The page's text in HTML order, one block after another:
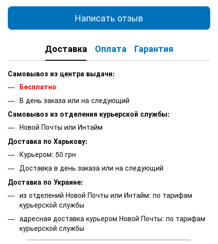
Написать отзыв
Доставка Оплата Гарантия
Самовывоз из центра выдачи:
Бесплатно
В день заказа или на следующий
Самовывоз из отделения курьерской службы:
Новой Почты или Интайм
Доставка по Харькову:
Курьером: 50 грн
Доставка в день заказа или на следующий
Доставка по Украине:
из отделений Новой Почты или Интайм: по тарифам
курьерской службы
адресная доставка курьером Новой Почты: по тарифам
курьерской службы